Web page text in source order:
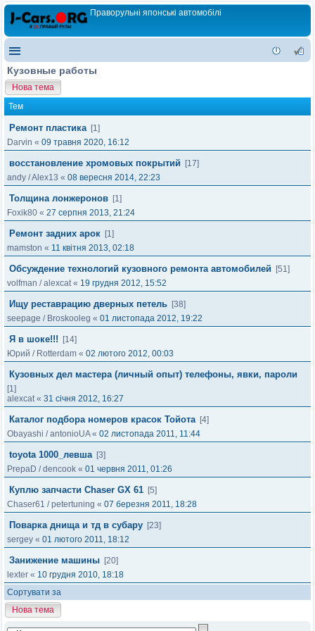
Праворульні японські автомобілі
Кузовные работы
Нова тема
Тем
Ремонт пластика [1]
Darvin « 09 травня 2020, 16:12
восстановление хромовых покрытий
[17]
andy /Alex13 « 08 вересня 2014, 22:23
Толщина лонжеронов [1]
Foxik80 « 27 серпня 2013, 21:24
Ремонт задних арок [1]
mamston « 11 квітня 2013, 02:18
Обсуждение технологий кузовного ремонта автомобилей
[51]
volfman /alexcat« 19 грудня 2012, 15:52
Ищу реставрацию дверных петель [38]
seepage / Broskooleg « 01 листопада 2012, 19:22
Я в шоке!!!
[14]
Юрий / Rotterdam « 02 лютого 2012, 00:03
Кузовных дел мастера (личный опыт) телефоны, явки, пароли
[1]
alexcat« 31 січня 2012, 16:27
Каталог подбора номеров красок Тойота [4]
Obayashi /antonioUA« 02 листопада 2011, 11:44
toyota 1000_левша [3]
PrepaD /dencook « 01 червня 2011, 01:26
Куплю запчасти Сhaser GX 61 [5]
Chaser61 /petertuning « 07 березня 2011, 18:28
Поварка днища и тд в субару [23]
sergey « 01 лютого 2011, 18:12
Занижение машины [20]
lexter « 10 грудня 2010, 18:18
Сортувати за
Нова тема